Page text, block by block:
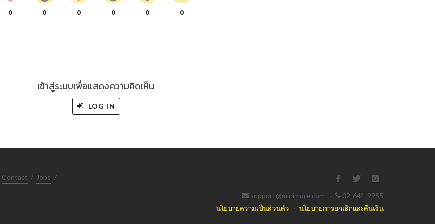
0 0 0 0 0 0
เข้าสู่ระบบเพื่อแสดงความคิดเห็น
LOG IN
Contact / Jobs /
support@minimore.com ·
02-641-9955
นโยบายความเป็นส่วนตัว · นโยบายการยกเลิกและคืนเงิน